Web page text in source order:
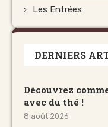
Les Entrées
DERNIERS
Découvrez
avec du thé !
8 août 2026